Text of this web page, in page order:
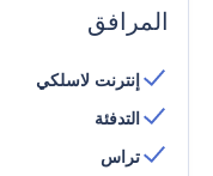
المرافق
إنترنت لاسلكي
التدفئة
تراس